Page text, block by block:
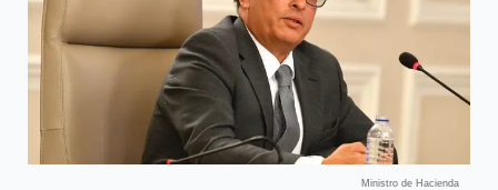
Ministro de Hacienda